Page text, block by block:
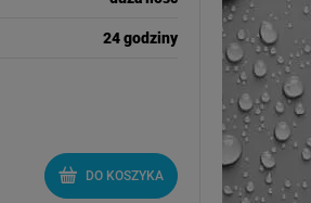
24 godziny
DO KOSZYKA